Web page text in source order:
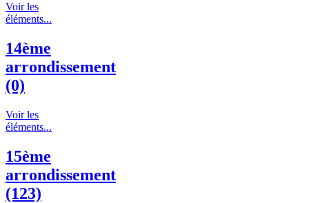
Voir les
éléments...
14ème
arrondissement
(0)
Voir les
éléments...
15ème
arrondissement
(123)